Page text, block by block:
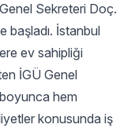
Sekreteri Doç.
başladı. İstanbul
ev sahipliği
İGÜ Genel
hem
konusunda iş